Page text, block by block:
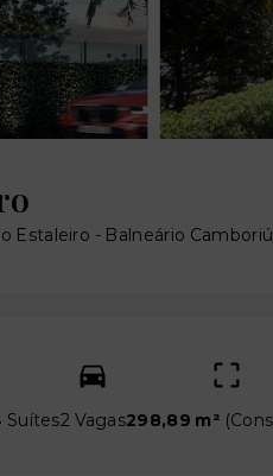
Estaleiro - Balneário
Suítes2 Vagas298,89 m² (